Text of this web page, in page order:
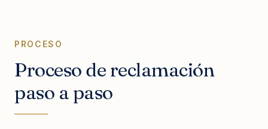
PROCESO
Proceso de reclamación
paso a paso